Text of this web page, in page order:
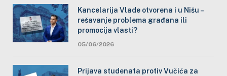
Kancelarija Vlade otvorena i u Nišu –
rešavanje problema građana ili
promocija vlasti?
05/06/2026
Prijava studenata protiv Vučića za